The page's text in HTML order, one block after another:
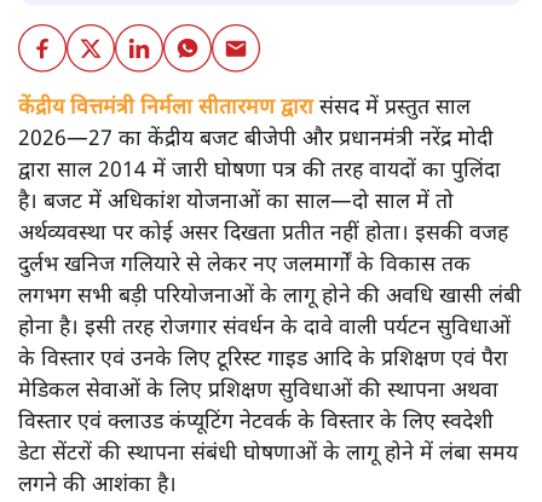
केंद्रीय वित्तमंत्री निर्मला सीतारमण द्वारासंसद में प्रस्तुत साल
2026—27 का केंद्रीय बजट बीजेपी और प्रधानमंत्री नरेंद्र मोदी
द्वारा साल 2014 में जारी घोषणा पत्र की तरह वायदों का पुलिंदा
है। बजट में अधिकांश योजनाओं का साल—दो साल में तो
अर्थव्यवस्था पर कोई असर दिखता प्रतीत नहीं होता। इसकी वजह
दुर्लभ खनिज गलियारे से लेकर नए जलमार्गों के विकास तक
लगभग सभी बड़ी परियोजनाओं के लागू होने की अवधि खासी लंबी
होना है। इसी तरह रोजगार संवर्धन के दावे वाली पर्यटन सुविधाओं
के विस्तार एवं उनके लिए टूरिस्ट गाइड आदि के प्रशिक्षण एवं पैरा
मेडिकल सेवाओं के लिए प्रशिक्षण सुविधाओं की स्थापना अथवा
विस्तार एवं क्लाउड कंप्यूटिंग नेटवर्क के विस्तार के लिए स्वदेशी
डेटा सेंटरों की स्थापना संबंधी घोषणाओं के लागू होने में लंबा समय
लगने की आशंका है।